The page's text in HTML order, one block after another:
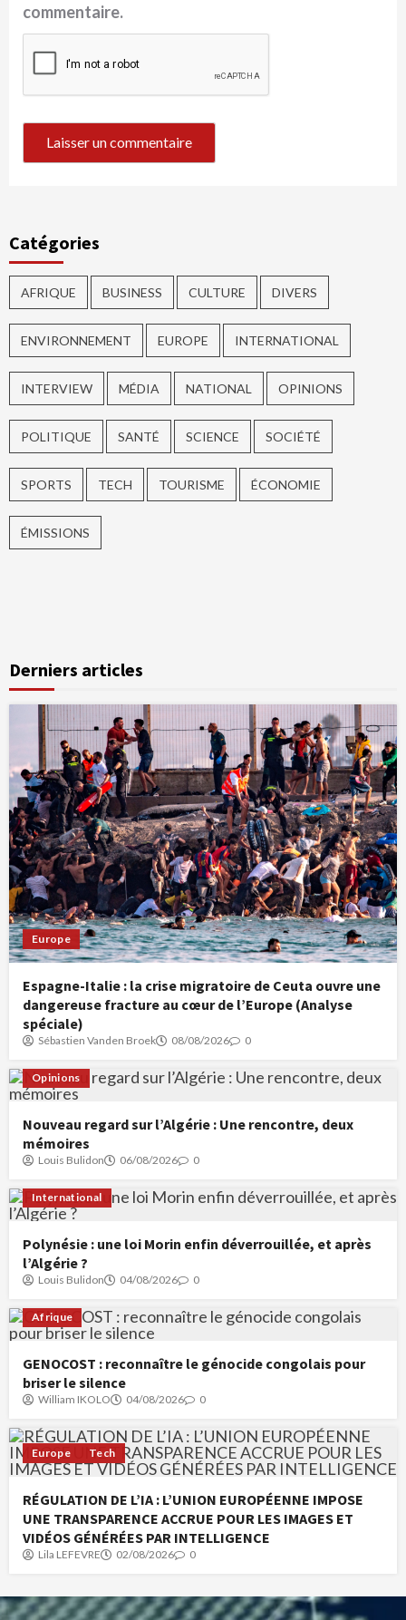
commentaire.
Catégories
AFRIQUE BUSINESS CULTURE DIVERS
ENVIRONNEMENT EUROPE INTERNATIONAL
INTERVIEW MÉDIA NATIONAL OPINIONS
POLITIQUE SANTÉ SCIENCE SOCIÉTÉ
SPORTS TECH TOURISME ÉCONOMIE
ÉMISSIONS
Derniers articles
Europe
Espagne-Italie : la crise migratoire de Ceuta ouvre une
dangereuse fracture au cœur de l’Europe (Analyse
spéciale)
Sébastien Vanden Broek 08/08/2026 0
Opinions
Nouveau regard sur l’Algérie : Une rencontre, deux
mémoires
Louis Bulidon 06/08/2026 0
International
Polynésie : une loi Morin enfin déverrouillée, et après
l’Algérie ?
Louis Bulidon 04/08/2026 0
Afrique
GENOCOST : reconnaître le génocide congolais pour
briser le silence
William IKOLO 04/08/2026 0
Europe Tech
RÉGULATION DE L’IA : L’UNION EUROPÉENNE IMPOSE
UNE TRANSPARENCE ACCRUE POUR LES IMAGES ET
VIDÉOS GÉNÉRÉES PAR INTELLIGENCE
Lila LEFEVRE 02/08/2026 0